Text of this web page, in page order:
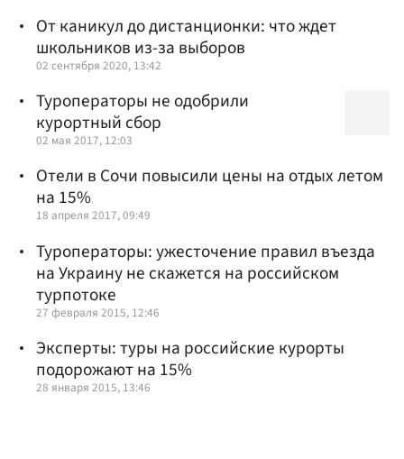
От каникул до дистанционки: что ждет
школьников из-за выборов
02 сентября 2020, 13:42
Туроператоры не одобрили
курортный сбор
02 мая 2017, 12:03
Отели в Сочи повысили цены на отдых летом
на 15%
18 апреля 2017, 09:49
Туроператоры: ужесточение правил въезда
на Украину не скажется на российском
турпотоке
27 февраля 2015, 12:46
Эксперты: туры на российские курорты
подорожают на 15%
28 января 2015, 13:46